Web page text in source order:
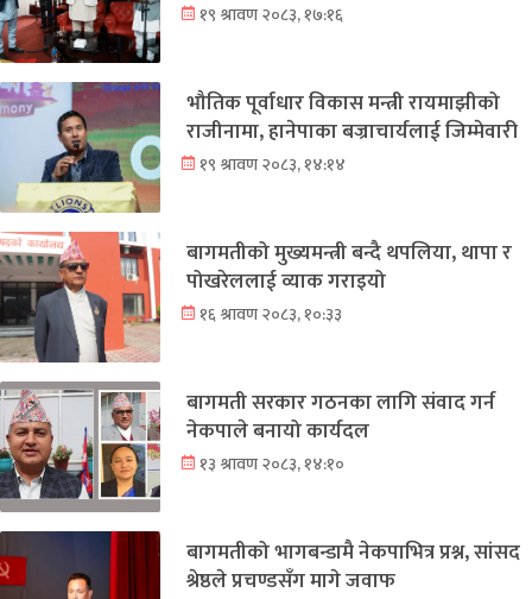
१९ श्रावण २०८३, १७:१६
भौतिक पूर्वाधार विकास मन्त्री रायमाझीको
राजीनामा, हानेपाका बज्राचार्यलाई जिम्मेवारी
१९ श्रावण २०८३, १४:१४
बागमतीको मुख्यमन्त्री बन्दै थपलिया, थापा र
पोखरेललाई व्याक गराइयो
१६ श्रावण २०८३, १०:३३
बागमती सरकार गठनका लागि संवाद गर्न
नेकपाले बनायो कार्यदल
१३ श्रावण २०८३, १४:१०
बागमतीको भागबन्डामै नेकपाभित्र प्रश्न, सांसद
श्रेष्ठले प्रचण्डसँग मागे जवाफ